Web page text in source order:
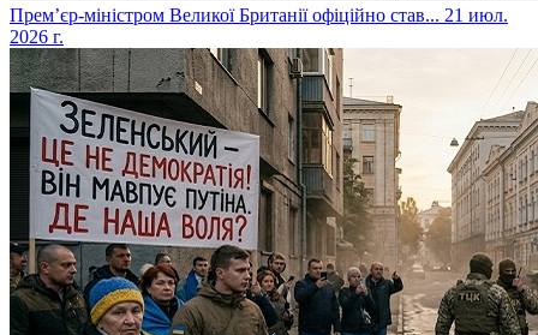
​Прем’єр-міністром Великої Британії офіційно став... 21 июл.
2026 г.